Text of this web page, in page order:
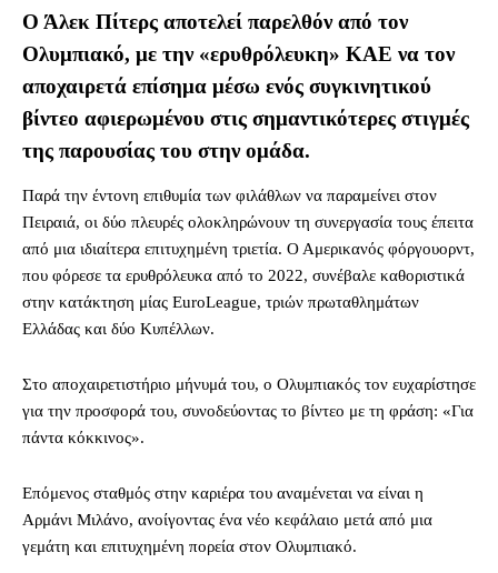
Ο Άλεκ Πίτερς αποτελεί παρελθόν από τον
Ολυμπιακό, με την «ερυθρόλευκη» ΚΑΕ να τον
αποχαιρετά επίσημα μέσω ενός συγκινητικού
βίντεο αφιερωμένου στις σημαντικότερες στιγμές
της παρουσίας του στην ομάδα.
Παρά την έντονη επιθυμία των φιλάθλων να παραμείνει στον
Πειραιά, οι δύο πλευρές ολοκληρώνουν τη συνεργασία τους έπειτα
από μια ιδιαίτερα επιτυχημένη τριετία. Ο Αμερικανός φόργουορντ,
που φόρεσε τα ερυθρόλευκα από το 2022, συνέβαλε καθοριστικά
στην κατάκτηση μίας EuroLeague, τριών πρωταθλημάτων
Ελλάδας και δύο Κυπέλλων.
Στο αποχαιρετιστήριο μήνυμά του, ο Ολυμπιακός τον ευχαρίστησε
για την προσφορά του, συνοδεύοντας το βίντεο με τη φράση: «Για
πάντα κόκκινος».
Επόμενος σταθμός στην καριέρα του αναμένεται να είναι η
Αρμάνι Μιλάνο, ανοίγοντας ένα νέο κεφάλαιο μετά από μια
γεμάτη και επιτυχημένη πορεία στον Ολυμπιακό.